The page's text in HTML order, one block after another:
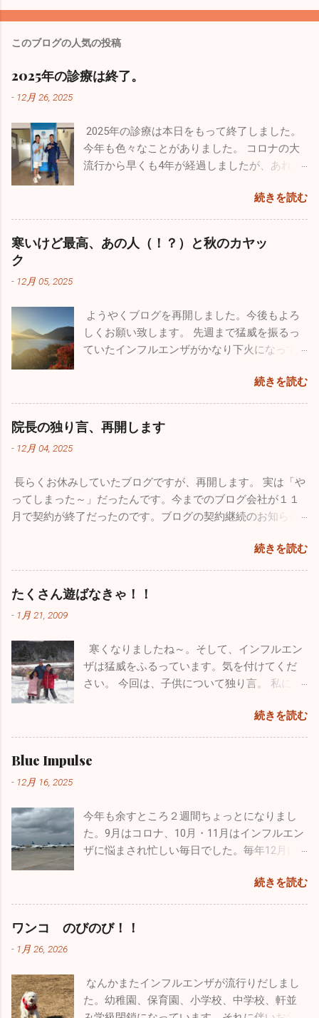
このブログの人気の投稿
2025年の診療は終了。
- 12月 26, 2025
2025年の診療は本日をもって終了しました。
今年も色々なことがありました。 コロナの大
流行から早くも4年が経過しましたが、あれか
あります。日本人の抵抗力が落ちちゃったの
ですかね。今年も１０月からインフルエンザ
が流行し、いまだにたくさんの罹患者が出て
います。１２月になって猛威を振るっている
休みなので、体調管理をしっかりやってくだ
さい。 今年も良いこと悪いこと色々ありまし
た。一番がっかりしたことはなんと言っても
たことです。自分のミスなので仕方はありま
せんが、大事な大事な財産がなくなってしま
い、物凄く落ち込みました。仕事の忙しさを
転、またこのブログをしっかりした素晴らし
いものに築き上げて行きたいと思っていま
す。 一番うれしかったことはこれ！！ 小学校
の頃から憧れていたブルーインパルス。ブル
飛行機が大好きで小さい時から父に連れられ
した。実はパイロットになりたくて、航空大
学・防衛大学の受験を考えていました。残念
ながら受験当時の視力は0.8、その頃はほとん
ました。パイロットの道は断腸の思いで諦め
が、ブルーのパイロットは憧れ中の憧れ。先
本物のヘルメットバイザーカバーをプレゼン
トしてくれました。 自衛隊員は現役の時に支
給されたものはすべて返却しなくてはいけな
ヘルメット・フライトスーツ・Gスーツ・ブー
ツ・手袋、すべて自分しか使わないものです
もちろん貰うということも出来ないそうで
続きを読む
寒いけど最高、あの人（！？）と秋のカヤッ
ク
- 12月 05, 2025
ようやくブログを再開しました。今後もよろ
しくお願い致します。 先週まで猛威を振るっ
ていたインフルエンザがかなり下火になって
診断を行ってきましたが、なんと欠席者ゼ
ロ！5～60人在籍しているの一人も休んでいま
だ学級閉鎖を行っている学校もあるようです
ログの新たな立ち上げ準備のため１１月は１
回も投稿していませんでしたが、１１月も
色々ありました。仲良しのあの人（！？）と
鼻科の長先生と紅葉カヤックツアーに出かけ
ました。 休診日の水曜日、早朝に横浜を出
発。富士五湖の本栖湖に赴きました。紅葉の
のカヤック）を持っていて「さあ始めよう」
と準備に入ったら自分が大ポカ。専用の空気
入れを忘れてしまいました。自分のカヤック
は出せなくなってしまい、長先生のカヤック
も良く富士山も近くにバッチリ見えます。気
りました。湖は透けて青く、周辺はピークを
迎えた黄色や赤に彩られた素晴らしい紅葉。
最高でした！ ２時間近くカヤックで遊び、お
帰りました。 あまりにも楽しかったので長先
し、今後も続けようかと思っています。 忙し
を言うとかなり歳も取って、この忙しさで身
体は悲鳴をあげてるんです（笑）。家で寝て
続きを読む
院長の独り言、再開します
- 12月 04, 2025
長らくお休みしていたブログですが、再開します。 実は「や
ってしまった～」だったんです。今までのブログ会社が１１
月で契約が終了だったのです。ブログの契約継続のお知らせ
書けなくなってしまいました。多くの人たちの力も借りて
色々対処したのですが、時すでに遅く今までのブログがすべ
て消えてしまいました。１７年間の自分の軌跡は一瞬で吹っ
飛んでしまいました。物凄い財産をなくした気分で落ち込み
ました。HPを管理している会社の方も、何とか復活できない
らダメでした。 ここで止まっても何も良いことがないのでス
パッとあきらめて、１からまた心機一転、素晴らしいブログ
になるよう頑張ります。大した情報を挙げることはできませ
んが、お暇なときにまたご覧になってください。 12/4の夜に
このブログを書いていますが、インフルエンザが嘘のように
収束し始めました。もちろんまだまだ罹患されている方はい
ますが、１週間前の半分以下になっています。その代わり嘔
さん気を付けてくださいね。 年末年始は毎年インフルエンザ
の流行であたふたしますが、今年は意外と落ち着いた穏やか
な正月を迎えられるかもしれません。2025年もあとわずかで
すが引き続き体調管理をしっかりやってください。 ブログの
形式が変わったのでしばらく見づらいかもしれませんが、自
分も頑張って「院長の独り言」続けていこうと思います。ど
す。HP左上の３本線ハンバーグアイコンをクリック、アーカ
イブをクリックしていただくと残っていた一部過去のブログ
続きを読む
たくさん遊ばなきゃ！！
- 1月 21, 2009
寒くなりましたね～。そして、インフルエン
ザは猛威をふるっています。気を付けてくだ
さい。 今回は、子供について独り言。 私には
わがままで、憎たらしくもなってきました
が、とってもかわいい子供たちです。 休日は
父親の疲れなど全く知ったこっちゃありませ
う数年でしょうね。うっとうしいと思うこと
もあるのですが、今遊んであげなきゃ後悔す
るんだろうなと思い、できる限り遊んでいま
母さんはかなりいることでしょう。毎日大変
な苦労をされているかもしれませんが、子供
がどんな人間になっていくかは親しだいだと
は必ず立派に育つと信じています。 皆さんも
子供とは、褒めるにしろ怒るにしろ、 た～く
続きを読む
Blue Impulse
- 12月 16, 2025
今年も余すところ２週間ちょっとになりまし
た。9月はコロナ、10月・11月はインフルエン
ザに悩まされ忙しい毎日でした。毎年12月に
まり年末年始はてんやわんやになるのです
が、今年はひょっとしたら穏やかな年末年始
者さんの数は、先週に関して言えば１日10人
末年始は飲む、食べる機会が多いので十分気
を付けてください！ 今年も色々な出会いがあ
続きを読む
ワンコ のびのび！！
- 1月 26, 2026
なんかまたインフルエンザが流行りだしまし
た。幼稚園、保育園、小学校、中学校、軒並